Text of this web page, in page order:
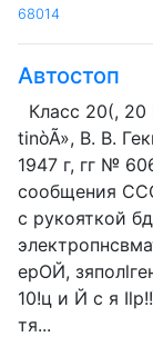
68014
Автостоп
Класс 20(,
tinòÃ», В. В.
1947 г, гг №
сообщения
с рукояткой
ерОЙ,
10!ц и Й с я
тя...